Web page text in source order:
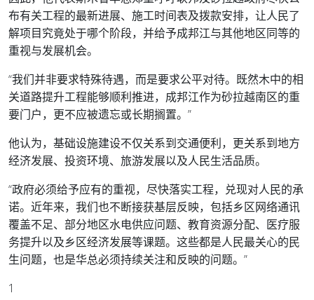
布有关工程的最新进展、施工时间表及拨款安排，让人民了
解项目究竟处于哪个阶段，并给予成邦江与其他地区同等的
重视与发展机会。
“我们并非要求特殊待遇，而是要求公平对待。既然木中的相
关道路提升工程能够顺利推进，成邦江作为砂拉越南区的重
要门户，更不应被遗忘或长期搁置。”
他认为，基础设施建设不仅关系到交通便利，更关系到地方
经济发展、投资环境、旅游发展以及人民生活品质。
“政府必须给予应有的重视，尽快落实工程，兑现对人民的承
诺。近年来，我们也不断接获基层反映，包括乡区网络通讯
覆盖不足、部分地区水电供应问题、教育资源分配、医疗服
务提升以及乡区经济发展等课题。这些都是人民最关心的民
生问题，也是华总必须持续关注和反映的问题。”
1